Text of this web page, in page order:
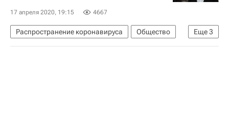
17 апреля 2020, 19:15 4667
Еще3
Распространение коронавируса
Общество
Московская область (Подмосковье)